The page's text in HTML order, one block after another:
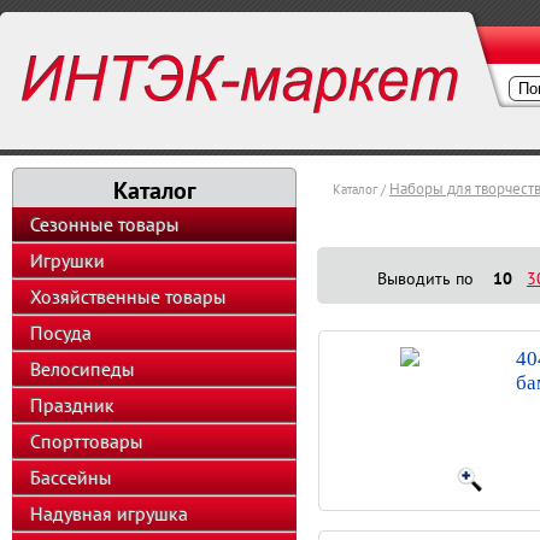
Каталог
Сезонные товары
Игрушки
Хозяйственные товары
Посуда
Велосипеды
Праздник
Спорттовары
Бассейны
Надувная игрушка
Каталог / Наборы для
Выводить по 10